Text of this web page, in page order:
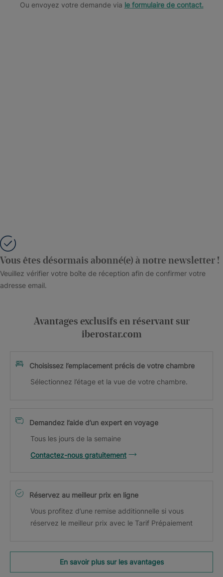
Ou envoyez votre demande via le formulaire de contact.
Vous êtes désormais abonné(e) à notre newsletter !
Veuillez vérifier votre boîte de réception afin de confirmer votre
adresse email.
Avantages exclusifs en réservant sur
iberostar.com
Choisissez l’emplacement précis de votre chambre
Sélectionnez l’étage et la vue de votre chambre.
Demandez l’aide d’un expert en voyage
Tous les jours de la semaine
Contactez-nous gratuitement
Réservez au meilleur prix en ligne
Vous profitez d’une remise additionnelle si vous
réservez le meilleur prix avec le Tarif Prépaiement
En savoir plus sur les avantages